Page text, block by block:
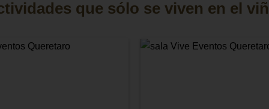
que sólo se viven en el